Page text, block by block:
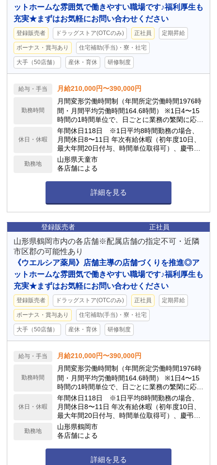
ットホームな雰囲気で働きやすい職場です♪福利厚生も
充実★まずはお気軽にお問い合わせください
登録販売者 ドラッグストア(OTCのみ) 正社員 定期昇給
ボーナス・賞与あり 住宅補助(手当)・寮・社宅
大手（50店舗） 産休・育休 研修制度
給与・手当 月給210,000円〜390,000円
勤務時間
月間変形労働時間制（年間所定労働時間1976時
間・月間平均労働時間164.6時間） ※1日4〜15
時間の1時間単位で、日ごとに業務の繁閑に応じ
て勤務時間を設定します。
休日・休暇
年間休日118日 ※1日平均8時間勤務の場合、
月間休日8〜11日 年次有給休暇（初年度10日、
最大年間20日付与、時間単位取得可）、慶弔休
暇、子の看護休暇、介護休暇 他
勤務地
山形県天童市
各店舗による
詳細を見る
登録販売者 正社員
山形県鶴岡市内の各店舗※配属店舗の指定不可・近隣
市区郡の可能性あり
《ウエルシア薬局》店舗主導の店舗づくりを推進◎ア
ットホームな雰囲気で働きやすい職場です♪福利厚生も
充実★まずはお気軽にお問い合わせください
登録販売者 ドラッグストア(OTCのみ) 正社員 定期昇給
ボーナス・賞与あり 住宅補助(手当)・寮・社宅
大手（50店舗） 産休・育休 研修制度
給与・手当 月給210,000円〜390,000円
勤務時間
月間変形労働時間制（年間所定労働時間1976時
間・月間平均労働時間164.6時間） ※1日4〜15
時間の1時間単位で、日ごとに業務の繁閑に応じ
て勤務時間を設定します。
休日・休暇
年間休日118日 ※1日平均8時間勤務の場合、
月間休日8〜11日 年次有給休暇（初年度10日、
最大年間20日付与、時間単位取得可）、慶弔休
暇、子の看護休暇、介護休暇 他
勤務地
山形県鶴岡市
各店舗による
詳細を見る